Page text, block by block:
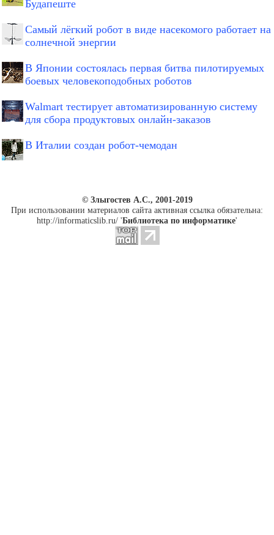
Будапеште
Самый лёгкий робот в виде насекомого работает на
солнечной энергии
В Японии состоялась первая битва пилотируемых
боевых человекоподобных роботов
Walmart тестирует автоматизированную систему
для сбора продуктовых онлайн-заказов
В Италии создан робот-чемодан
© Злыгостев А.С., 2001-2019
При использовании материалов сайта активная ссылка обязательна:
http://informaticslib.ru/ 'Библиотека по информатике'